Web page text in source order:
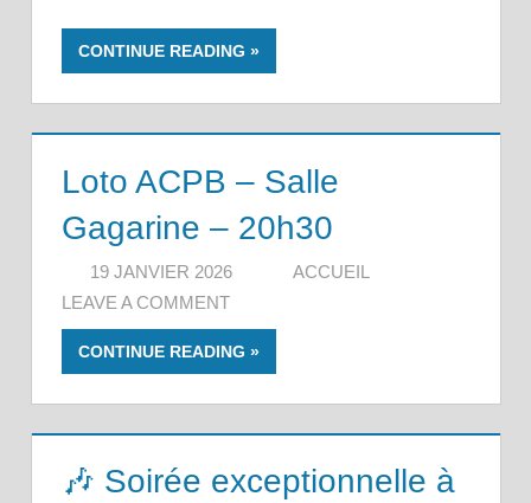
CONTINUE READING
Loto ACPB – Salle
Gagarine – 20h30
19 JANVIER 2026
ACCUEIL
LEAVE A COMMENT
CONTINUE READING
🎶 Soirée exceptionnelle à